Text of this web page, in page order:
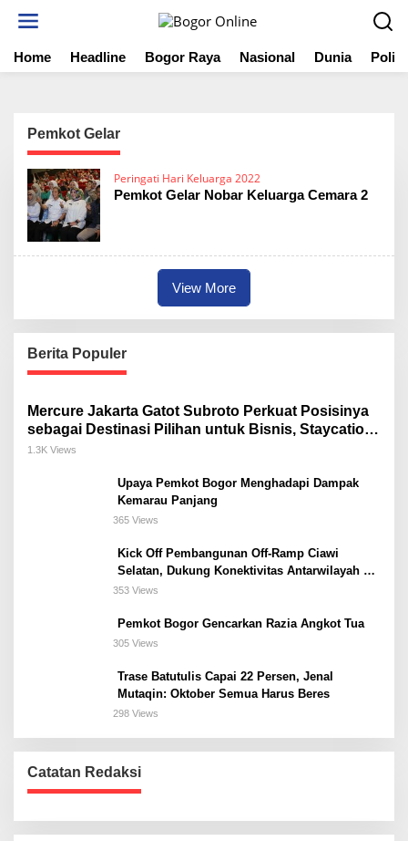
t
Home Headline Bogor Raya Nasional Dunia
Pemkot Gelar
Peringati Hari Keluarga 2022
Pemkot Gelar Nobar Keluarga Cemara 2
View More
Berita Populer
Mercure Jakarta Gatot Subroto Perkuat Posisinya
sebagai Destinasi Pilihan untuk Bisnis, Staycation,
Meeting, dan Kuliner di Jakarta Selatan
1.3K Views
Upaya Pemkot Bogor Menghadapi Dampak
Kemarau Panjang
365 Views
Kick Off Pembangunan Off-Ramp Ciawi
Selatan, Dukung Konektivitas Antarwilayah di
Bogor Selatan
353 Views
Pemkot Bogor Gencarkan Razia Angkot Tua
305 Views
Trase Batutulis Capai 22 Persen, Jenal
Mutaqin: Oktober Semua Harus Beres
298 Views
Catatan Redaksi